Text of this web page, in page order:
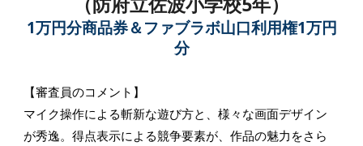
1万円分商品券＆ファブラボ山口利用権1万円
分
【審査員のコメント】
マイク操作による斬新な遊び方と、様々な画面デザイン
が秀逸。得点表示による競争要素が、作品の魅力をさら